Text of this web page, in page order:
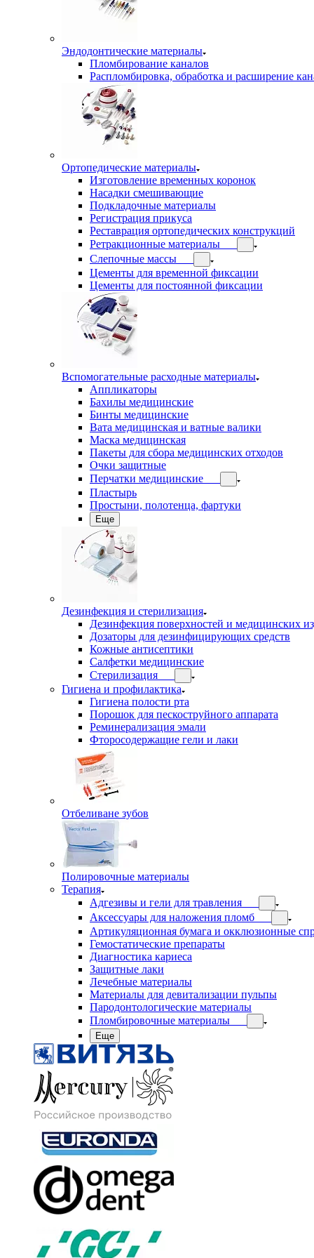
Эндодонтические материалы
Пломбирование каналов
Распломбировка, обработка и расширение
Ортопедические материалы
Изготовление временных коронок
Насадки смешивающие
Подкладочные материалы
Регистрация прикуса
Реставрация ортопедических конструкций
Ретракционные материалы
Слепочные массы
Цементы для временной фиксации
Цементы для постоянной фиксации
Вспомогательные расходные материалы
Аппликаторы
Бахилы медицинские
Бинты медицинские
Вата медицинская и ватные валики
Маска медицинская
Пакеты для сбора медицинских отходов
Очки защитные
Перчатки медицинские
Пластырь
Простыни, полотенца, фартуки
Еще
Дезинфекция и стерилизация
Дезинфекция поверхностей и медицинских
Дозаторы для дезинфицирующих средств
Кожные антисептики
Салфетки медицинские
Стерилизация
Гигиена и профилактика
Гигиена полости рта
Порошок для пескоструйного аппарата
Реминерализация эмали
Фторосодержащие гели и лаки
Отбеливане зубов
Полировочные материалы
Терапия
Адгезивы и гели для травления
Аксессуары для наложения пломб
Артикуляционная бумага и окклюзионные
Гемостатические препараты
Диагностика кариеса
Защитные лаки
Лечебные материалы
Материалы для девитализации пульпы
Пародонтологические материалы
Пломбировочные материалы
Еще